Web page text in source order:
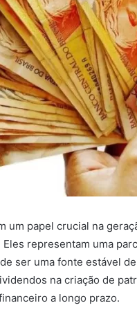
um papel crucial na
representam uma
ser uma fonte estável
na criação de
a longo prazo.